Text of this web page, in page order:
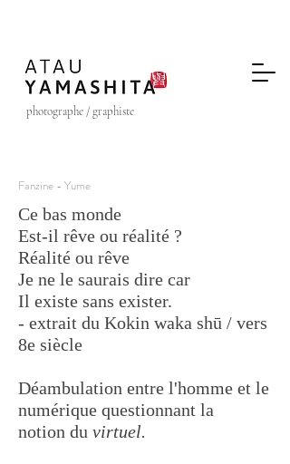
photographe / graphiste
Fanzine - Yume
Ce bas monde
Est-il rêve ou réalité ?
Réalité ou rêve
Je ne le saurais dire car
Il existe sans exister.
- extrait du Kokin waka shū / vers
8e siècle
Déambulation entre l'homme et le
numérique questionnant la
notion du virtuel.